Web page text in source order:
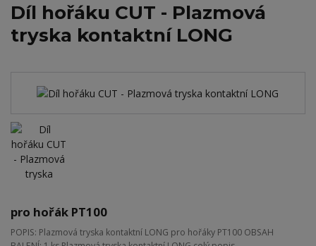
Díl hořáku CUT - Plazmová
tryska kontaktní LONG
pro hořák PT100
POPIS: Plazmová tryska kontaktní LONG pro hořáky PT100 OBSAH